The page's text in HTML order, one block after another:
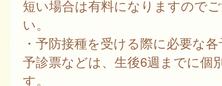
短い場合は有料になりますので
い。
・予防接種を受ける際に必要な
予診票などは、生後6週までに個
す。